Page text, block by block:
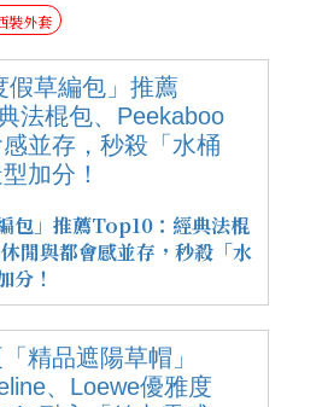
裝外套
包」推薦Top10：經典法棍
閒與都會感並存，秒殺「水
分！